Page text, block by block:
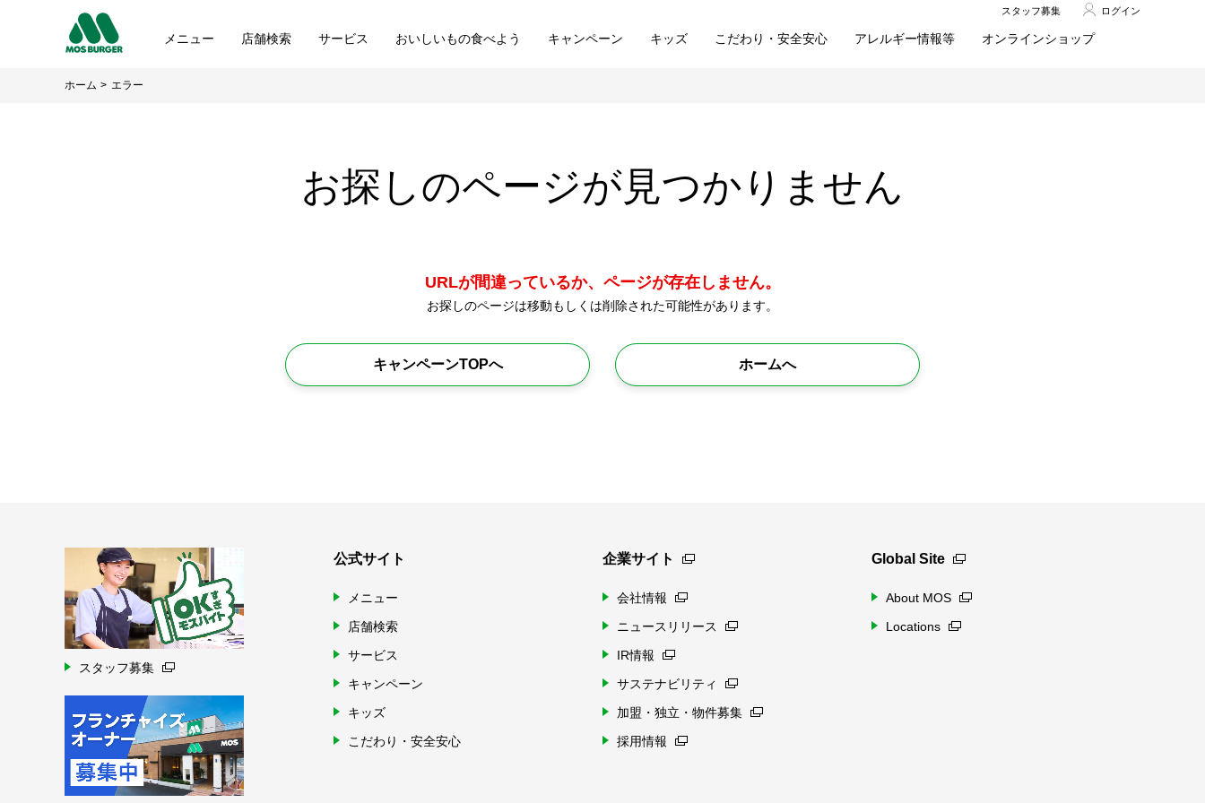
メニュー 店舗検索 サービス おいしいもの食べよう キャンペーン キッズ こだわり・安全安心 アレルギー情報等 オンラインショップ
スタッフ募集 ログイン
ホーム エラー
お探しのページが見つかりません
URLが間違っているか、ページが存在しません。
お探しのページは移動もしくは削除された可能性があります。
キャンペーンTOPへ ホームへ
スタッフ募集
公式サイト
メニュー
店舗検索
サービス
キャンペーン
キッズ
こだわり・安全安心
企業サイト
会社情報
ニュースリリース
IR情報
サステナビリティ
加盟・独立・物件募集
採用情報
Global Site
About MOS
Locations